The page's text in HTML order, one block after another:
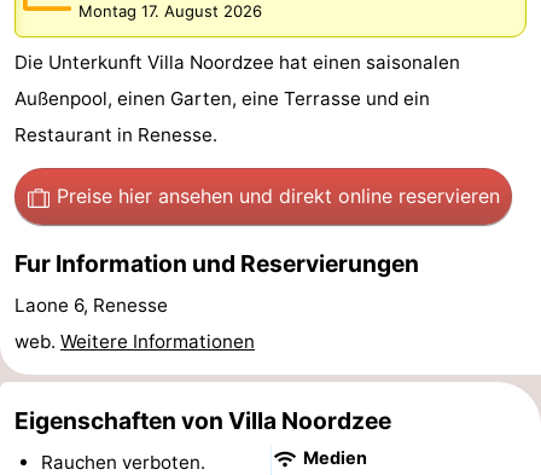
Buitenheem
-
Duinoord
-
Julianahoeve
-
Livingstone
Haamstede
Résidence
-
Montag 17. August 2026
Die Unterkunft Villa Noordzee hat einen saisonalen
Außenpool, einen Garten, eine Terrasse und ein
Restaurant in Renesse.
Preise hier ansehen und direkt online reservieren
Fur Information und Reservierungen
Laone 6, Renesse
web. Weitere Informationen
Eigenschaften von Villa Noordzee
Rauchen verboten.
Medien